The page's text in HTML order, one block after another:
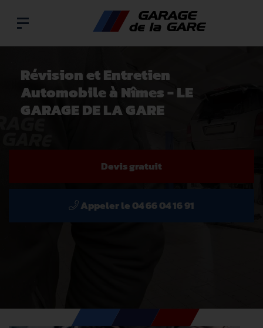
Révision et Entretien
Automobile à Nîmes - LE
GARAGE DE LA GARE
Devis gratuit
Appeler le04 66 04 16 91